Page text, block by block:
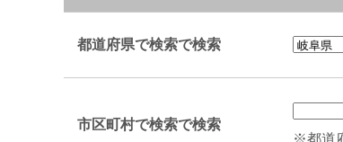
都道府県で検索で検索
市区町村で検索で検索
※都道